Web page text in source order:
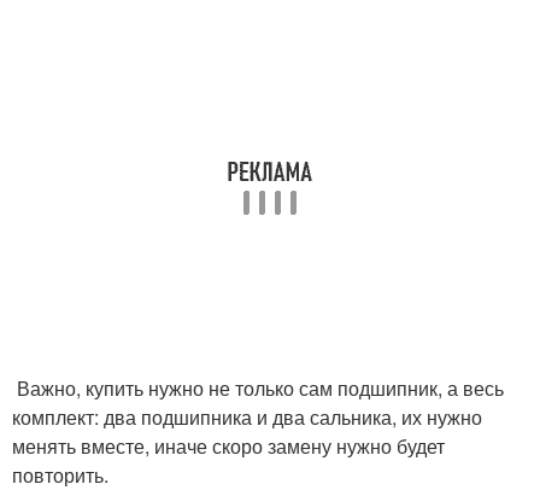
Важно, купить нужно не только сам подшипник, а весь
комплект: два подшипника и два сальника, их нужно
менять вместе, иначе скоро замену нужно будет
повторить.